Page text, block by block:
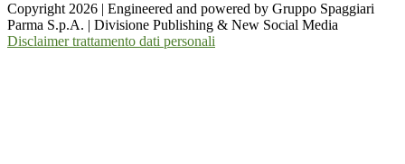
Copyright 2026 | Engineered and powered by Gruppo Spaggiari
Parma S.p.A. | Divisione Publishing & New Social Media
Disclaimer trattamento dati personali